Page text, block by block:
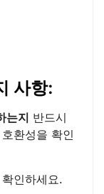
사항:
는지 반드시
환성을 확인
인하세요.